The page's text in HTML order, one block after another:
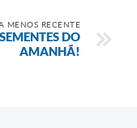
MENOS RECENTE
DO
AMANHÃ!